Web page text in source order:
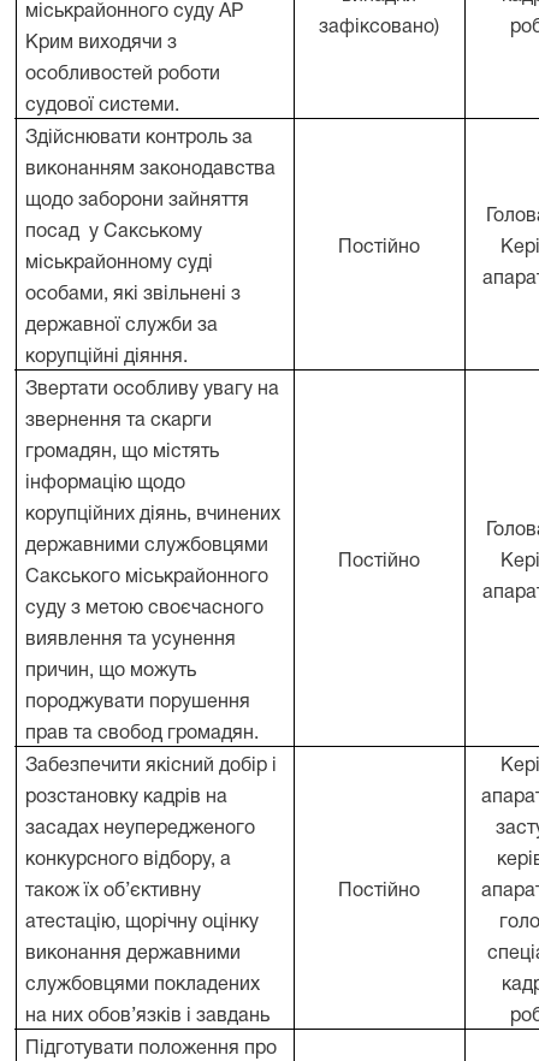
міськрайонного суду АР
Крим виходячи з
особливостей роботи
судової системи.
зафіксовано)
Здійснювати контроль за
виконанням законодавства
щодо заборони зайняття
посад у Сакському
міськрайонному суді
особами, які звільнені з
державної служби за
корупційні діяння.
Постійно
Звертати особливу увагу на
звернення та скарги
громадян, що містять
інформацію щодо
корупційних діянь, вчинених
державними службовцями
Сакського міськрайонного
суду з метою своєчасного
виявлення та усунення
причин, що можуть
породжувати порушення
прав та свобод громадян.
Постійно
Забезпечити якісний добір і
розстановку кадрів на
засадах неупередженого
конкурсного відбору, а
також їх об’єктивну
атестацію, щорічну оцінку
виконання державними
службовцями покладених
на них обов’язків і завдань
Постійно
Підготувати положення про